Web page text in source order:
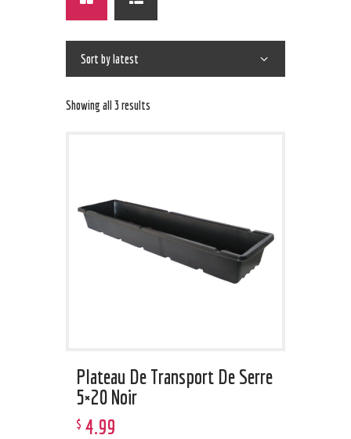
Showing all 3 results
Plateau De Transport De Serre
5×20 Noir
$ 4.99